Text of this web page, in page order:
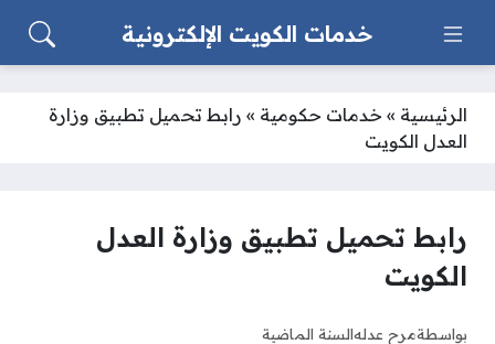
خدمات الكويت الإلكترونية
الرئيسية » خدمات حكومية » رابط تحميل تطبيق وزارة
العدل الكويت
رابط تحميل تطبيق وزارة العدل
الكويت
بواسطةمرح عدلهالسنة الماضية